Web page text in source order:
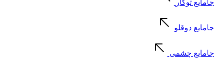
جامایع توکار
جامایع دوقلو
جامایع چشمی